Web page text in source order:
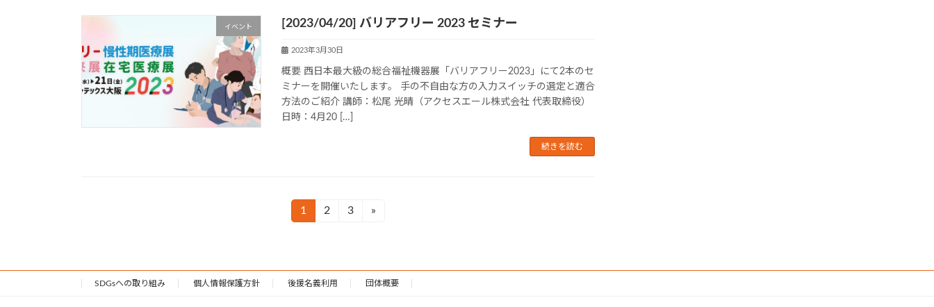
イベント [2023/04/20] バリアフリー 2023 セミナー
2023年3月30日
概要 西日本最大級の総合福祉機器展「バリアフリー2023」にて2本のセ
ミナーを開催いたします。 手の不自由な方の入力スイッチの選定と適合
方法のご紹介 講師：松尾 光晴（アクセスエール株式会社 代表取締役）
日時：4月20 […]
続きを読む
の
ペ
固
ジ
1
固
ジ
2
固
ジ
3 »
SDGsへの取り組み 個人情報保護方針 後援名義利用 団体概要